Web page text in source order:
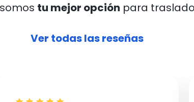
tu mejor opción para
Ver todas las reseñas